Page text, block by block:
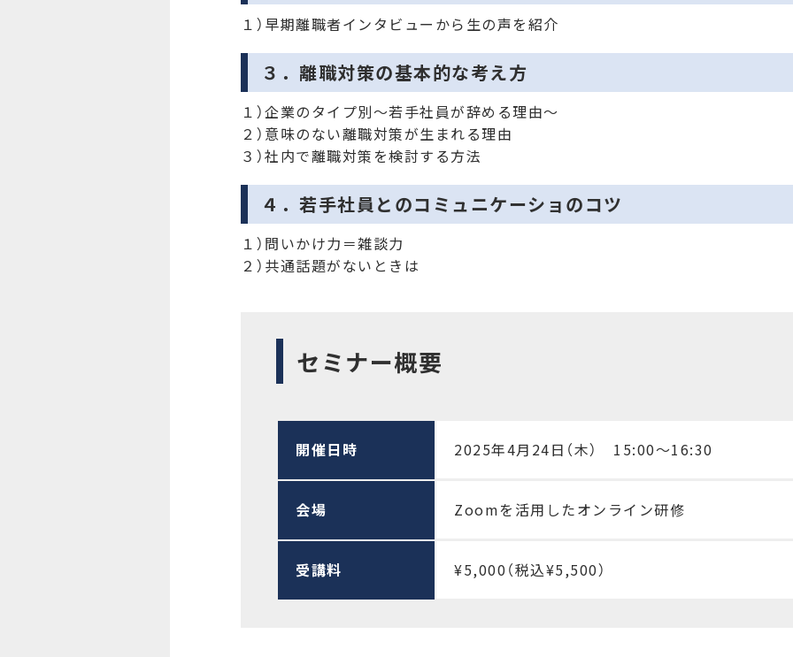
１）早期離職者インタビューから生の声を紹介
３．離職対策の基本的な考え方
１）企業のタイプ別～若手社員が辞める理由～
２）意味のない離職対策が生まれる理由
３）社内で離職対策を検討する方法
４．若手社員とのコミュニケーショのコツ
１）問いかけ力＝雑談力
２）共通話題がないときは
セミナー概要
開催日時 2025年4月24日（木） 15:00〜16:30
会場 Zoomを活用したオンライン研修
受講料 ¥5,000（税込¥5,500）